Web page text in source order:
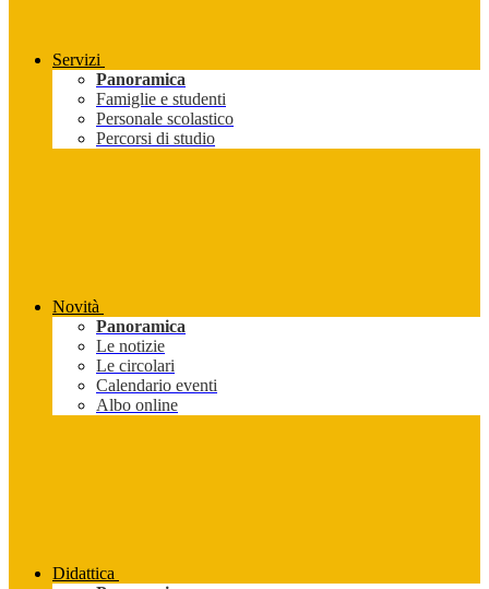
Servizi
Panoramica
Famiglie e studenti
Personale scolastico
Percorsi di studio
Novità
Panoramica
Le notizie
Le circolari
Calendario eventi
Albo online
Didattica